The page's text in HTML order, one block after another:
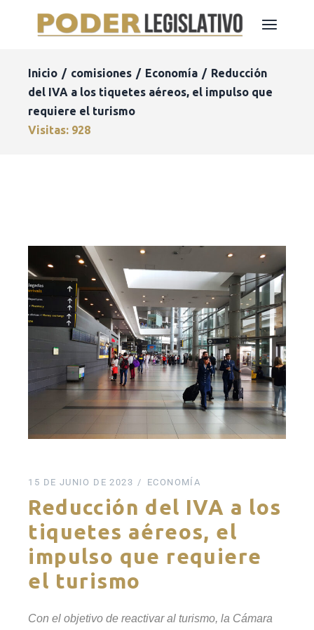
Inicio comisiones Economía
Reducción
del IVA a los tiquetes aéreos, el impulso que
requiere el turismo
Visitas: 928
15 DE JUNIO DE 2023 ECONOMÍA
Reducción del IVA a los
tiquetes aéreos, el
impulso que requiere
el turismo
Con el objetivo de reactivar al turismo, la Cámara